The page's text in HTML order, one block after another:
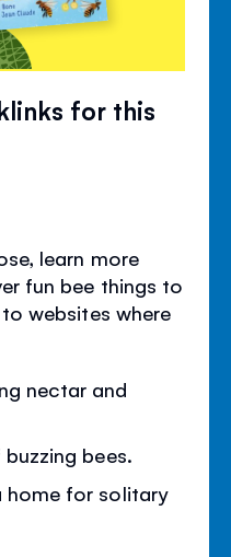
for this
learn more
fun bee things to
websites where
nectar and
bees.
home for solitary